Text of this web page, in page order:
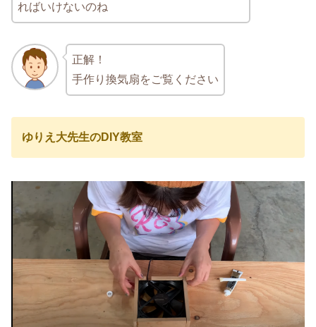
ればいけないのね
正解！
手作り換気扇をご覧ください
ゆりえ大先生のDIY教室